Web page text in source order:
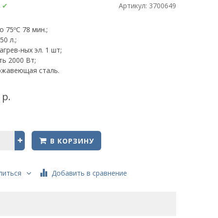
✔ Артикул: 3700649
75ºС 78 мин.;
л.;
ных эл. 1 шт;
2000 Вт;
сталь.
В КОРЗИНУ
Добавить в сравнение